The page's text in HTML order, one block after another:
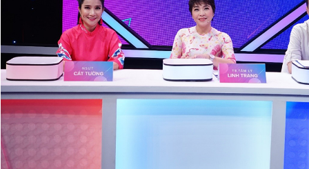
Giấy phép xuất bản số 110/GP - BTTTT cấp ngày 24.3.2020
© 2003-2026 Bản quyền thuộc về Báo Thanh Niên. Cấm sao
chép dưới mọi hình thức nếu không có sự chấp thuận bằng văn
bản. Phát triển bởi ePi Technologies, JSC.